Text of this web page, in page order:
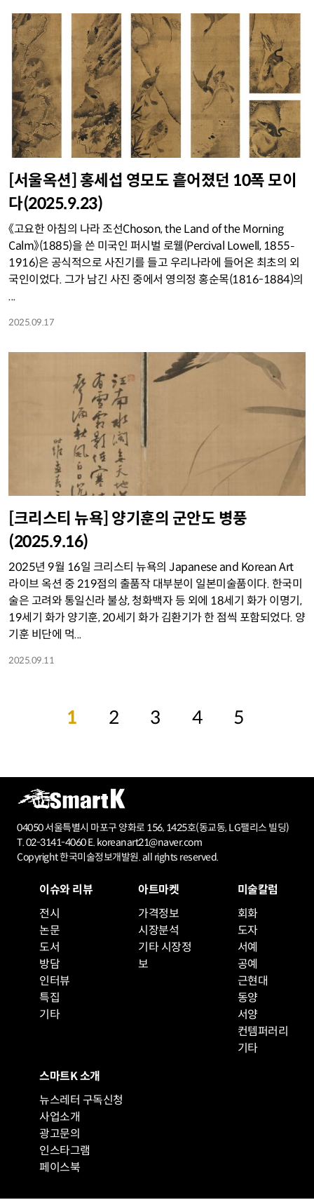
[서울옥션] 홍세섭 영모도 흩어졌던 10폭 모이
다(2025.9.23)
《고요한 아침의 나라 조선Choson, the Land of the Morning
Calm》(1885)을 쓴 미국인 퍼시벌 로웰(Percival Lowell, 1855–
1916)은 공식적으로 사진기를 들고 우리나라에 들어온 최초의 외
국인이었다. 그가 남긴 사진 중에서 영의정 홍순목(1816-1884)의
...
2025.09.17
[크리스티 뉴욕] 양기훈의 군안도 병풍
(2025.9.16)
2025년 9월 16일 크리스티 뉴욕의 Japanese and Korean Art
라이브 옥션 중 219점의 출품작 대부분이 일본미술품이다. 한국미
술은 고려와 통일신라 불상, 청화백자 등 외에 18세기 화가 이명기,
19세기 화가 양기훈, 20세기 화가 김환기가 한 점씩 포함되었다. 양
기훈 비단에 먹...
2025.09.11
1 2 3 4 5
04050 서울특별시 마포구 양화로 156, 1425호(동교동, LG팰리스 빌딩)
T. 02-3141-4060 E. koreanart21@naver.com
Copyright 한국미술정보개발원. all rights reserved.
이슈와 리뷰
전시
논문
도서
방담
인터뷰
특집
기타
아트마켓
가격정보
시장분석
기타 시장정
보
미술칼럼
회화
도자
서예
공예
근현대
동양
서양
컨템퍼러리
기타
스마트K 소개
뉴스레터 구독신청
사업소개
광고문의
인스타그램
페이스북